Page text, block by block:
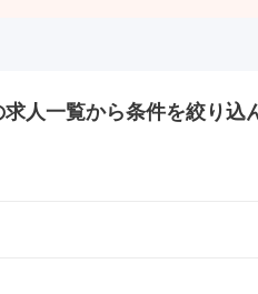
求人一覧から条件を絞り込